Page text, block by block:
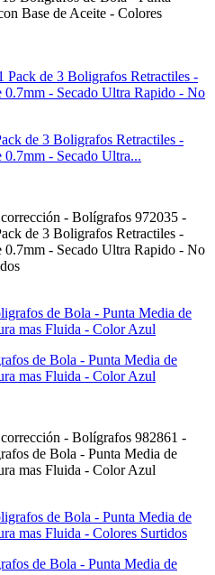
Base de Aceite - Colores
de 3 Boligrafos Retractiles -
- Secado Ultra...
- Bolígrafos 972035 -
de 3 Boligrafos Retractiles -
- Secado Ultra Rapido - No
de Bola - Punta Media de
mas Fluida - Color Azul
- Bolígrafos 982861 -
de Bola - Punta Media de
mas Fluida - Color Azul
de Bola - Punta Media de